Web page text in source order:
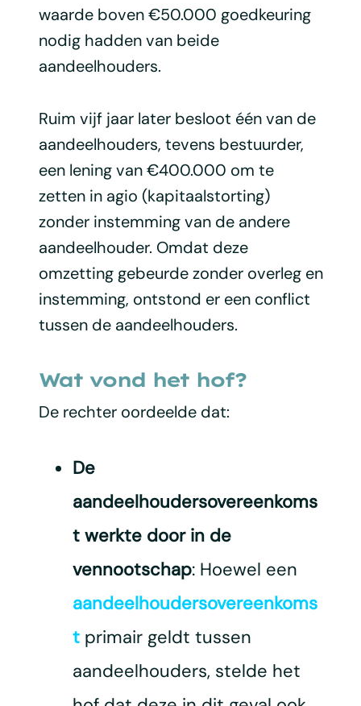
waarde boven €50.000 goedkeuring
nodig hadden van beide
aandeelhouders.
Ruim vijf jaar later besloot één van de
aandeelhouders, tevens bestuurder,
een lening van €400.000 om te
zetten in agio (kapitaalstorting)
zonder instemming van de andere
aandeelhouder. Omdat deze
omzetting gebeurde zonder overleg en
instemming, ontstond er een conflict
tussen de aandeelhouders.
Wat vond het hof?
De rechter oordeelde dat:
De
aandeelhoudersovereenkoms
t werkte door in de
vennootschap: Hoewel een
aandeelhoudersovereenkoms
t primair geldt tussen
aandeelhouders, stelde het